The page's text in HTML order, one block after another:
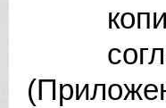
копии